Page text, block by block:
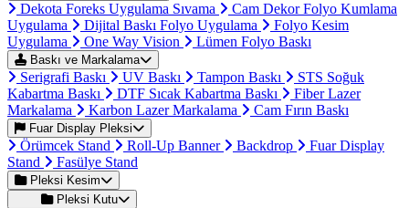
Dekota Foreks Uygulama Sıvama
Cam Dekor Folyo Kumlama
Uygulama
Dijital Baskı Folyo Uygulama
Folyo Kesim
Uygulama
One Way Vision Lümen Folyo Baskı
Baskı ve Markalama
Serigrafi Baskı UV Baskı Tampon Baskı
STS Soğuk
Kabartma Baskı
DTF Sıcak Kabartma Baskı
Fiber Lazer
Markalama
Karbon Lazer Markalama Cam Fırın Baskı
Fuar Display Pleksi
Örümcek Stand Roll-Up Banner Backdrop
Fuar Display
Stand
Fasülye Stand
Pleksi Kesim
Pleksi Kutu